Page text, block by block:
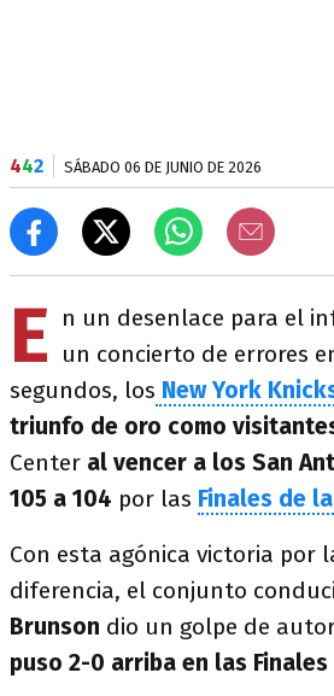
442 SÁBADO 06 DE JUNIO DE 2026
E
n un desenlace para el
un concierto de errores
segundos, los New York
triunfo de oro como
Center al vencer a los San
105 a 104 por las Finales de la
Con esta agónica victoria por
diferencia, el conjunto
Brunson dio un golpe de
puso 2-0 arriba en las Finales